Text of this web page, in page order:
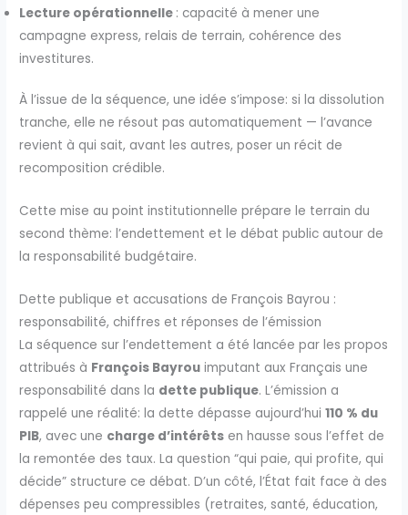
Lecture opérationnelle : capacité à mener une
campagne express, relais de terrain, cohérence des
investitures.
À l’issue de la séquence, une idée s’impose: si la dissolution
tranche, elle ne résout pas automatiquement — l’avance
revient à qui sait, avant les autres, poser un récit de
recomposition crédible.
Cette mise au point institutionnelle prépare le terrain du
second thème: l’endettement et le débat public autour de
la responsabilité budgétaire.
Dette publique et accusations de François Bayrou :
responsabilité, chiffres et réponses de l’émission
La séquence sur l’endettement a été lancée par les propos
attribués à François Bayrou imputant aux Français une
responsabilité dans la dette publique. L’émission a
rappelé une réalité: la dette dépasse aujourd’hui110 % du
PIB, avec une charge d’intérêts en hausse sous l’effet de
la remontée des taux. La question “qui paie, qui profite, qui
décide” structure ce débat. D’un côté, l’État fait face à des
dépenses peu compressibles (retraites, santé, éducation,